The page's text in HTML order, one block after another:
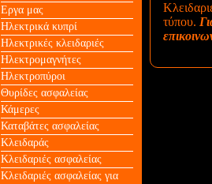
Εργα μας
Ηλεκτρικά κυπρί
Ηλεκτρικές κλειδαριές
Ηλεκτρομαγνήτες
Ηλεκτροπύροι
Θυρίδες ασφαλείας
Κάμερες
Καταβάτες ασφαλείας
Κλειδαράς
Κλειδαριές ασφαλείας
Κλειδαριές ασφαλείας για
τύπου.